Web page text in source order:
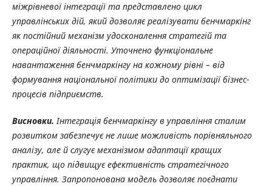
міжрівневої інтеграції та представлено цикл
управлінських дій, який дозволяє реалізувати бенчмаркінг
як постійний механізм удосконалення стратегій та
операційної діяльності. Уточнено функціональне
навантаження бенчмаркінгу на кожному рівні – від
формування національної політики до оптимізації бізнес-
процесів підприємств.
Висновки. Інтеграція бенчмаркінгу в управління сталим
розвитком забезпечує не лише можливість порівняльного
аналізу, але й слугує механізмом адаптації кращих
практик, що підвищує ефективність стратегічного
управління. Запропонована модель дозволяє поєднати